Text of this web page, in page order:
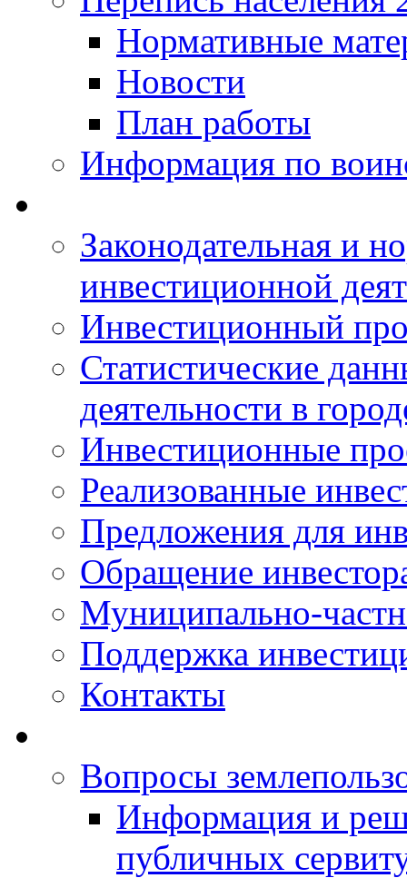
Нормативные
Новости
План работы
Информация по
Законодательная и
инвестиционной
Инвестиционный
Статистические
деятельности в
Инвестиционные
Реализованные
Предложения для
Обращение
Муниципально-
Поддержка
Контакты
Вопросы
Информация и
публичных